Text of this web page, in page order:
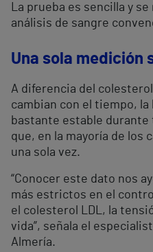
La prueba es sencilla y
análisis de sangre
Una sola medición
A diferencia del
cambian con el tiempo,
bastante estable
que, en la mayoría de los
una sola vez.
“Conocer este dato nos
más estrictos en el
el colesterol LDL, la
vida”, señala el
Almería.